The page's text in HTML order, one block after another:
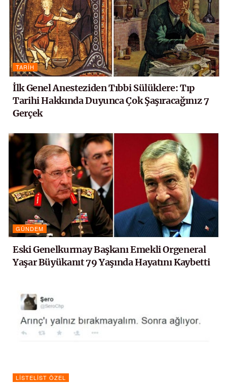
TARIH
İlk Genel Anesteziden Tıbbi Sülüklere: Tıp
Tarihi Hakkında Duyunca Çok Şaşıracağınız 7
Gerçek
GÜNDEM
Eski Genelkurmay Başkanı Emekli Orgeneral
Yaşar Büyükanıt 79 Yaşında Hayatını Kaybetti
LISTELIST ÖZEL